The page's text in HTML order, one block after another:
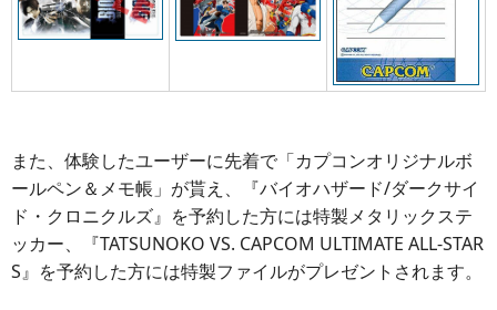
また、体験したユーザーに先着で「カプコンオリジナルボ
ールペン＆メモ帳」が貰え、『バイオハザード/ダークサイ
ド・クロニクルズ』を予約した方には特製メタリックステ
ッカー、『TATSUNOKO VS. CAPCOM ULTIMATE ALL-STAR
S』を予約した方には特製ファイルがプレゼントされます。